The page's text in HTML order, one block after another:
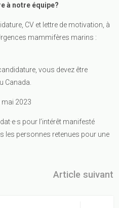
à notre équipe?
CV et lettre de motivation, à
mammifères marins :
vous devez être
Canada.
mai 2023
pour l’intérêt manifesté
les personnes retenues pour une
Article suivant